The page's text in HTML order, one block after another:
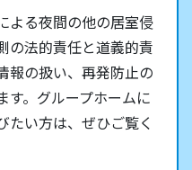
よる夜間の他の居室侵
の法的責任と道義的責
報の扱い、再発防止の
す。グループホームに
たい方は、ぜひご覧く